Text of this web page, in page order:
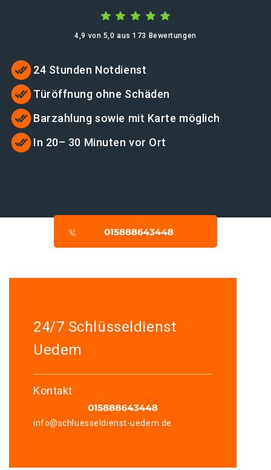
4,9 von 5,0 aus 173 Bewertungen
24 Stunden Notdienst
Türöffnung ohne Schäden
Barzahlung sowie mit Karte möglich
In 20– 30 Minuten vor Ort
24/7 Schlüsseldienst
Uedem
Kontakt
info@schluesseldienst-uedem.de